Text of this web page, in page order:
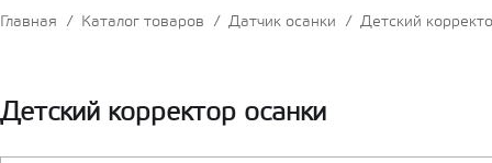
Главная / Каталог товаров / Датчик осанки / Детский
Детский корректор осанки